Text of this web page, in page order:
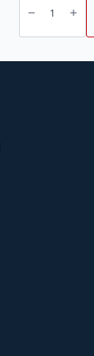
HJELM
FUNCTION.